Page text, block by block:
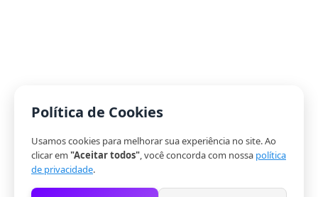
Política de Cookies
Usamos cookies para melhorar sua experiência no site. Ao
clicar em "Aceitar todos", você concorda com nossa política
de privacidade.